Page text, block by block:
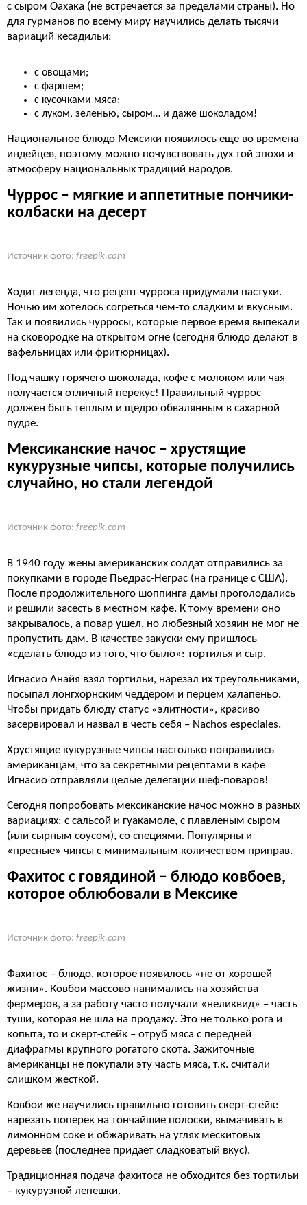
с сыром Оахака (не встречается за пределами страны). Но
для гурманов по всему миру научились делать тысячи
вариаций кесадильи:
с овощами;
с фаршем;
с кусочками мяса;
с луком, зеленью, сыром… и даже шоколадом!
Национальное блюдо Мексики появилось еще во времена
индейцев, поэтому можно почувствовать дух той эпохи и
атмосферу национальных традиций народов.
Чуррос – мягкие и аппетитные пончики-
колбаски на десерт
Источник фото: freepik.com
Ходит легенда, что рецепт чурроса придумали пастухи.
Ночью им хотелось согреться чем-то сладким и вкусным.
Так и появились чурросы, которые первое время выпекали
на сковородке на открытом огне (сегодня блюдо делают в
вафельницах или фритюрницах).
Под чашку горячего шоколада, кофе с молоком или чая
получается отличный перекус! Правильный чуррос
должен быть теплым и щедро обвалянным в сахарной
пудре.
Мексиканские начос – хрустящие
кукурузные чипсы, которые получились
случайно, но стали легендой
Источник фото: freepik.com
В 1940 году жены американских солдат отправились за
покупками в городе Пьедрас-Неграс (на границе с США).
После продолжительного шоппинга дамы проголодались
и решили засесть в местном кафе. К тому времени оно
закрывалось, а повар ушел, но любезный хозяин не мог не
пропустить дам. В качестве закуски ему пришлось
«сделать блюдо из того, что было»: тортилья и сыр.
Игнасио Анайя взял тортильи, нарезал их треугольниками,
посыпал лонгхорнским чеддером и перцем халапеньо.
Чтобы придать блюду статус «элитности», красиво
засервировал и назвал в честь себя – Nachos especiales.
Хрустящие кукурузные чипсы настолько понравились
американцам, что за секретными рецептами в кафе
Игнасио отправляли целые делегации шеф-поваров!
Сегодня попробовать мексиканские начос можно в разных
вариациях: с сальсой и гуакамоле, с плавленым сыром
(или сырным соусом), со специями. Популярны и
«пресные» чипсы с минимальным количеством приправ.
Фахитос с говядиной – блюдо ковбоев,
которое облюбовали в Мексике
Источник фото: freepik.com
Фахитос – блюдо, которое появилось «не от хорошей
жизни». Ковбои массово нанимались на хозяйства
фермеров, а за работу часто получали «неликвид» – часть
туши, которая не шла на продажу. Это не только рога и
копыта, то и скерт-стейк – отруб мяса с передней
диафрагмы крупного рогатого скота. Зажиточные
американцы не покупали эту часть мяса, т.к. считали
слишком жесткой.
Ковбои же научились правильно готовить скерт-стейк:
нарезать поперек на тончайшие полоски, вымачивать в
лимонном соке и обжаривать на углях мескитовых
деревьев (последнее придает сладковатый вкус).
Традиционная подача фахитоса не обходится без тортильи
– кукурузной лепешки.